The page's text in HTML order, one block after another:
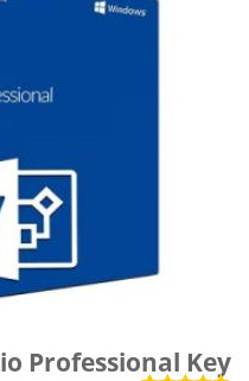
Professional Key